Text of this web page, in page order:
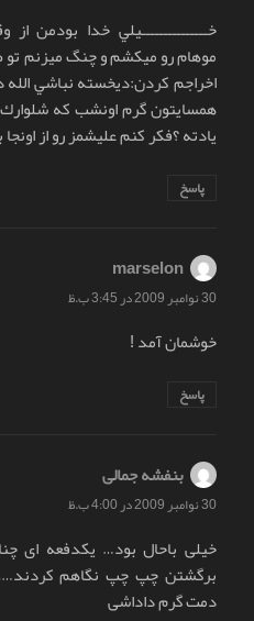
خـــــــــــــــيلي خدا
موهام رو ميكشم و چنگ ميزنم تو
اخراجم كردن:ديخسته نباشي
همسايتون گرم اونشب كه شلوارك
يادته ؟فكر كنم عليشمز رو از
پاسخ
marselon
30 نوامبر 2009 در 3:45 ب.ظ
خوشمان آمد !
پاسخ
بنفشه جمالی
30 نوامبر 2009 در 4:00 ب.ظ
خیلی باحال بود… یکدفعه ای
برگشتن چپ چپ نگاهم
دمت گرم داداشی